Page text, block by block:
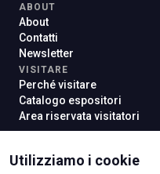
Utilizziamo i cookie
ABOUT
About
Contatti
Newsletter
VISITARE
Perché visitare
Catalogo espositori
Area riservata visitatori